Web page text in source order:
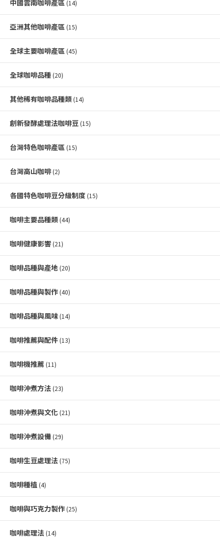
中國雲南咖啡產區 (14)
亞洲其他咖啡產區 (15)
全球主要咖啡產區 (45)
全球咖啡品種 (20)
其他稀有咖啡品種類 (14)
創新發酵處理法咖啡豆 (15)
台灣特色咖啡產區 (15)
台灣高山咖啡(2)
各國特色咖啡豆分級制度 (15)
咖啡主要品種類 (44)
咖啡健康影響 (21)
咖啡品種與產地 (20)
咖啡品種與製作 (40)
咖啡品種與風味(14)
咖啡推薦與配件 (13)
咖啡機推薦 (11)
咖啡沖煮方法 (23)
咖啡沖煮與文化 (21)
咖啡沖煮設備 (29)
咖啡生豆處理法 (75)
咖啡種植 (4)
咖啡與巧克力製作 (25)
咖啡處理法 (14)